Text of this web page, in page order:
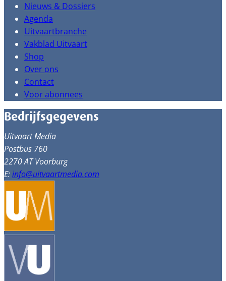
Nieuws & Dossiers
Agenda
Uitvaartbranche
Vakblad Uitvaart
Shop
Over ons
Contact
Voor abonnees
Bedrijfsgegevens
Uitvaart Media
Postbus 760
2270 AT Voorburg
E:info@uitvaartmedia.com